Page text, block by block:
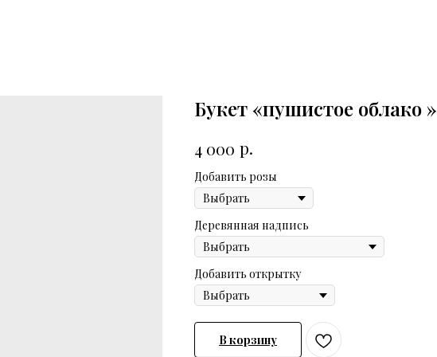
Букет «пушистое облако »
4 000 р.
Добавить розы
Деревянная надпись
Добавить открытку
В корзину